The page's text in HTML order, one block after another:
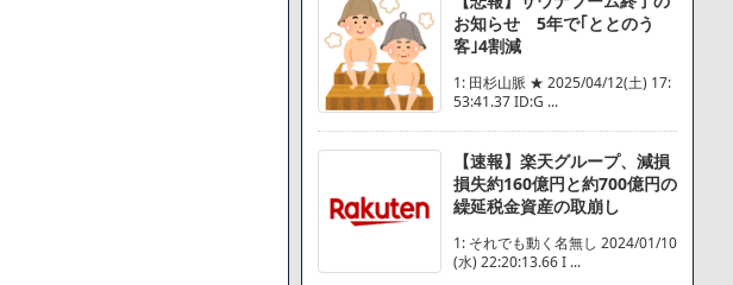
お知らせ 5年で｢ととのう
客｣4割減
1: 田杉山脈 ★ 2025/04/12(土) 17:
53:41.37 ID:G ...
【速報】楽天グループ、減損
損失約160億円と約700億円の
繰延税金資産の取崩し
1: それでも動く名無し 2024/01/10
(水) 22:20:13.66 I ...